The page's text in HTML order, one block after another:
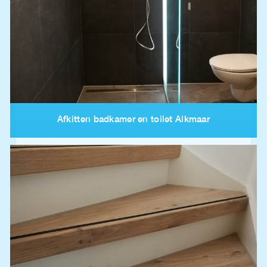
Afkitten badkamer en toilet Alkmaar